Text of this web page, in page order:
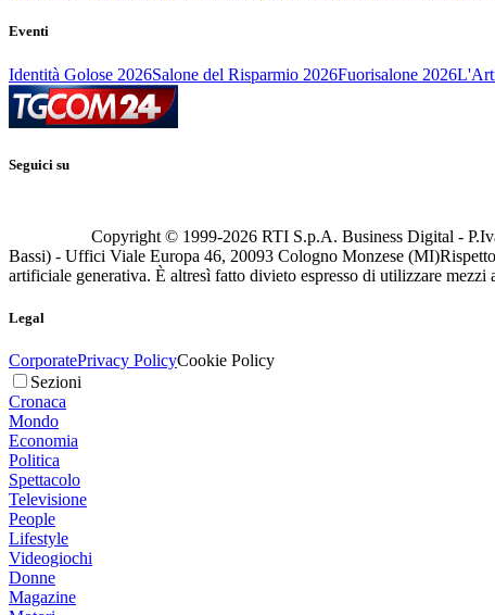
Eventi
Identità Golose 2026Salone del Risparmio 2026Fuorisalone 2026
Seguici su
Copyright © 1999-2026 RTI S.p.A. Business Digital -
Bassi) - Uffici Viale Europa 46, 20093 Cologno Monzese (MI)
artificiale generativa. È altresì fatto divieto espresso di utilizzare mezzi
Legal
CorporatePrivacy PolicyCookie Policy
Sezioni
Cronaca
Mondo
Economia
Politica
Spettacolo
Televisione
People
Lifestyle
Videogiochi
Donne
Magazine